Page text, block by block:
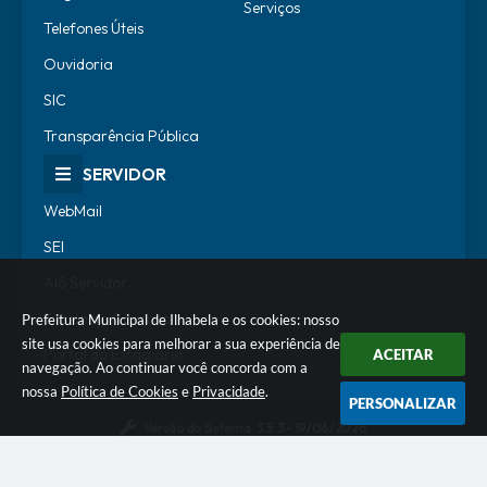
Prefeitura Municipal de Ilhabela e os cookies: nosso
site usa cookies para melhorar a sua experiência de
navegação. Ao continuar você concorda com a
nossa Política de Cookies e Privacidade.
ACEITAR
PERSONALIZAR
Telefones Úteis
Ouvidoria
SIC
Transparência Pública
Serviços
SERVIDOR
WebMail
SEI
Escola de Governo
Portal do Estagiário
3.5.3 - 19/06/2026